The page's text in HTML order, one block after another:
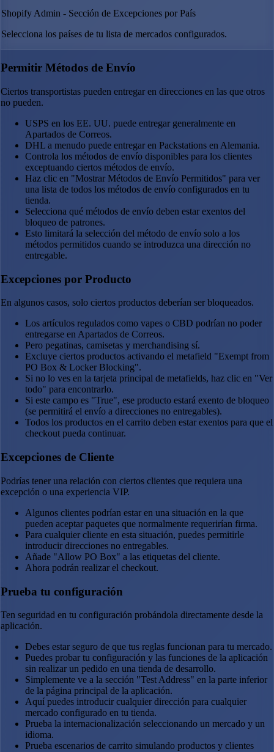
Shopify Admin - Sección de Excepciones por País
Selecciona los países de tu lista de mercados configurados.
Permitir Métodos de Envío
Ciertos transportistas pueden entregar en direcciones en las que otros
no pueden.
USPS en los EE. UU. puede entregar generalmente en
Apartados de Correos.
DHL a menudo puede entregar en Packstations en Alemania.
Controla los métodos de envío disponibles para los clientes
exceptuando ciertos métodos de envío.
Haz clic en "Mostrar Métodos de Envío Permitidos" para ver
una lista de todos los métodos de envío configurados en tu
tienda.
Selecciona qué métodos de envío deben estar exentos del
bloqueo de patrones.
Esto limitará la selección del método de envío solo a los
métodos permitidos cuando se introduzca una dirección no
entregable.
Excepciones por Producto
En algunos casos, solo ciertos productos deberían ser bloqueados.
Los artículos regulados como vapes o CBD podrían no poder
entregarse en Apartados de Correos.
Pero pegatinas, camisetas y merchandising sí.
Excluye ciertos productos activando el metafield "Exempt from
PO Box & Locker Blocking".
Si no lo ves en la tarjeta principal de metafields, haz clic en "Ver
todo" para encontrarlo.
Si este campo es "True", ese producto estará exento de bloqueo
(se permitirá el envío a direcciones no entregables).
Todos los productos en el carrito deben estar exentos para que el
checkout pueda continuar.
Excepciones de Cliente
Podrías tener una relación con ciertos clientes que requiera una
excepción o una experiencia VIP.
Algunos clientes podrían estar en una situación en la que
pueden aceptar paquetes que normalmente requerirían firma.
Para cualquier cliente en esta situación, puedes permitirle
introducir direcciones no entregables.
Añade "Allow PO Box" a las etiquetas del cliente.
Ahora podrán realizar el checkout.
Prueba tu configuración
Ten seguridad en tu configuración probándola directamente desde la
aplicación.
Debes estar seguro de que tus reglas funcionan para tu mercado.
Puedes probar tu configuración y las funciones de la aplicación
sin realizar un pedido en una tienda de desarrollo.
Simplemente ve a la sección "Test Address" en la parte inferior
de la página principal de la aplicación.
Aquí puedes introducir cualquier dirección para cualquier
mercado configurado en tu tienda.
Prueba la internacionalización seleccionando un mercado y un
idioma.
Prueba escenarios de carrito simulando productos y clientes